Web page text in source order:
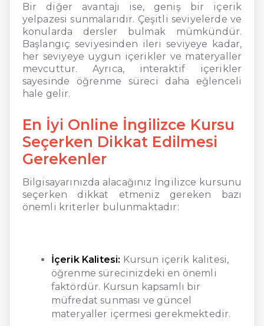
Bir diğer avantajı ise, geniş bir içerik
yelpazesi sunmalarıdır. Çeşitli seviyelerde ve
konularda dersler bulmak mümkündür.
Başlangıç seviyesinden ileri seviyeye kadar,
her seviyeye uygun içerikler ve materyaller
mevcuttur. Ayrıca, interaktif içerikler
sayesinde öğrenme süreci daha eğlenceli
hale gelir.
En İyi Online İngilizce Kursu
Seçerken Dikkat Edilmesi
Gerekenler
Bilgisayarınızda alacağınız İngilizce kursunu
seçerken dikkat etmeniz gereken bazı
önemli kriterler bulunmaktadır:
İçerik Kalitesi: Kursun içerik kalitesi,
öğrenme sürecinizdeki en önemli
faktördür. Kursun kapsamlı bir
müfredat sunması ve güncel
materyaller içermesi gerekmektedir.